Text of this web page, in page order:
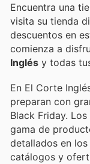
Encuentra una
visita su tienda
descuentos en
comienza a
Inglés y todas
En El Corte
preparan con
Black Friday.
gama de
detallados en los
catálogos y